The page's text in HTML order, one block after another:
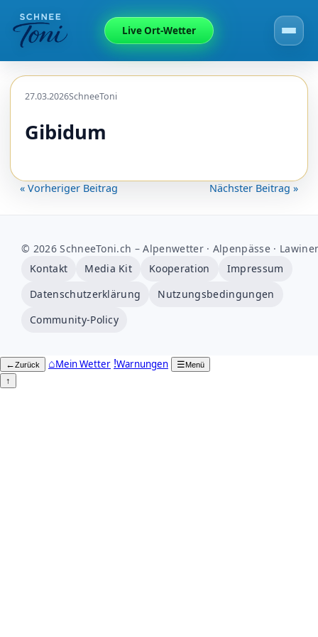
Live Ort-Wetter
27.03.2026SchneeToni
Gibidum
« Vorheriger Beitrag Nächster Beitrag »
© 2026 SchneeToni.ch – Alpenwetter · Alpenpässe ·
Kontakt
Media Kit Kooperation
Impressum
Datenschutzerklärung
Nutzungsbedingungen
Community-Policy
←Zurück ⌂Mein Wetter !Warnungen ☰Menü
↑